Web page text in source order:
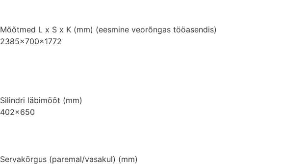
Mõõtmed L x S x K (mm) (eesmine veorõngas tööasendis)
2385x700x1772
Silindri läbimõõt (mm)
402×650
Servakõrgus (paremal/vasakul) (mm)